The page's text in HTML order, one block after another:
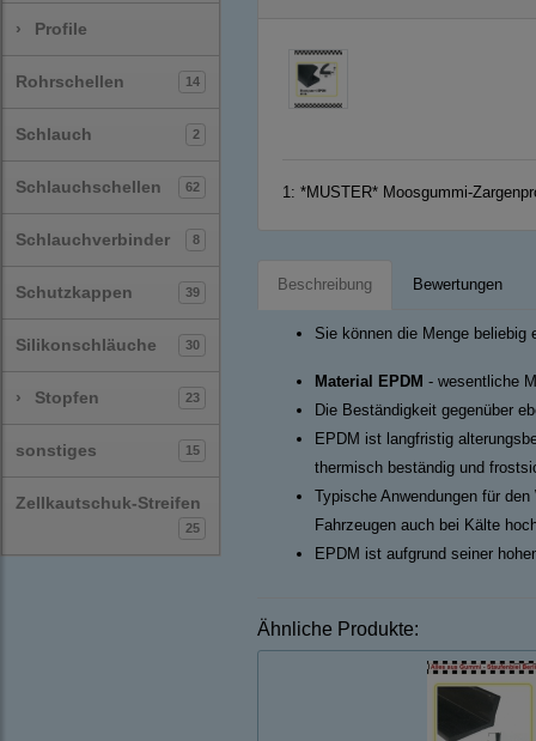
› Profile
Rohrschellen 14
Schlauch 2
Schlauchschellen 62
Schlauchverbinder 8
Schutzkappen 39
Silikonschläuche 30
› Stopfen 23
sonstiges 15
Zellkautschuk-Streifen
25
1: *MUSTER* Moosgummi-
Beschreibung Bewertungen
Sie können die Menge
Material EPDM - wesentliche
Die Beständigkeit gegenüber
EPDM ist langfristig
thermisch beständig und
Typische Anwendungen für
Fahrzeugen auch bei Kälte
EPDM ist aufgrund seiner
Ähnliche Produkte: